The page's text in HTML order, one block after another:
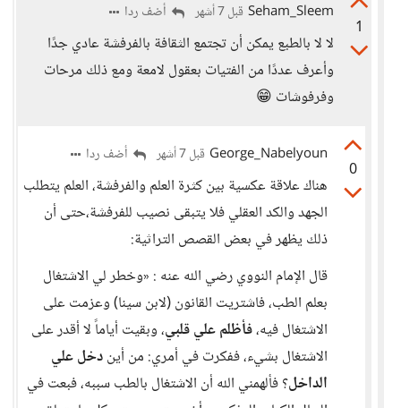
1
Seham_Sleem قبل 7 أشهر أضف ردا
لا لا بالطبع يمكن أن تجتمع الثقافة بالفرفشة عادي جدًا
وأعرف عددًا من الفتيات بعقول لامعة ومع ذلك مرحات
وفرفوشات 😁
0
George_Nabelyoun قبل 7 أشهر أضف ردا
هناك علاقة عكسية بين كثرة العلم والفرفشة، العلم يتطلب
الجهد والكد العقلي فلا يتبقى نصيب للفرفشة،حتى أن
ذلك يظهر في بعض القصص التراثية:
قال الإمام النووي رضي الله عنه : «وخطر لي الاشتغال
بعلم الطب، فاشتريت القانون (لابن سينا) وعزمت على
الاشتغال فيه،فأظلم علي قلبي، وبقيت أياماً لا أقدر على
الاشتغال بشيء، ففكرت في أمري: من أيندخل علي
الداخل؟ فألهمني الله أن الاشتغال بالطب سببه، فبعت في